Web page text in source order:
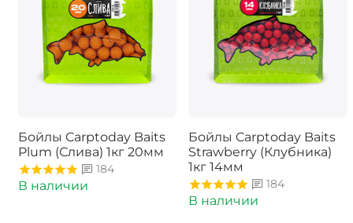
Бойлы Carptoday Baits
Plum (Слива) 1кг 20мм
184
В наличии
Бойлы Carptoday Baits
Strawberry (Клубника)
1кг 14мм
184
В наличии